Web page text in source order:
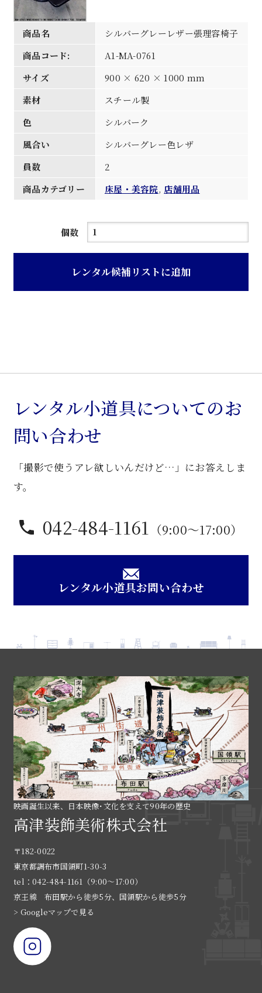
商品名
シルバーグレーレザー張理容椅子
商品コード:
A1-MA-0761
サイズ
900 × 620 × 1000 mm
素材
スチール製
色
シルバーク
風合い
シルバーグレー色レザ
員数
2
商品カテゴリー
床屋・美容院, 店舗用品
個数
シ
ー
張
理
容
子
レンタル候補リストに追加
レンタル小道具についてのお
問い合わせ
「撮影で使うアレ欲しいんだけど…」にお答えしま
す。
042-484-1161 （9:00〜17:00）
レンタル小道具お問い合わせ
映画誕生以来、日本映像･文化を支えて90年の歴史
高津装飾美術株式会社
〒182-0022
東京都調布市国領町1-30-3
tel：042-484-1161（9:00〜17:00）
京王線 布田駅から徒歩5分、国領駅から徒歩5分
> Googleマップで見る